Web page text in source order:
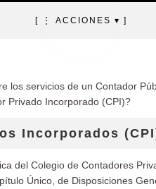
o Contador
elegir?
[ ⋮ ACCIONES ▾ ]
los servicios de un Contador
Privado Incorporado (CPI)?
Incorporados
del Colegio de Contadores
Único, de Disposiciones